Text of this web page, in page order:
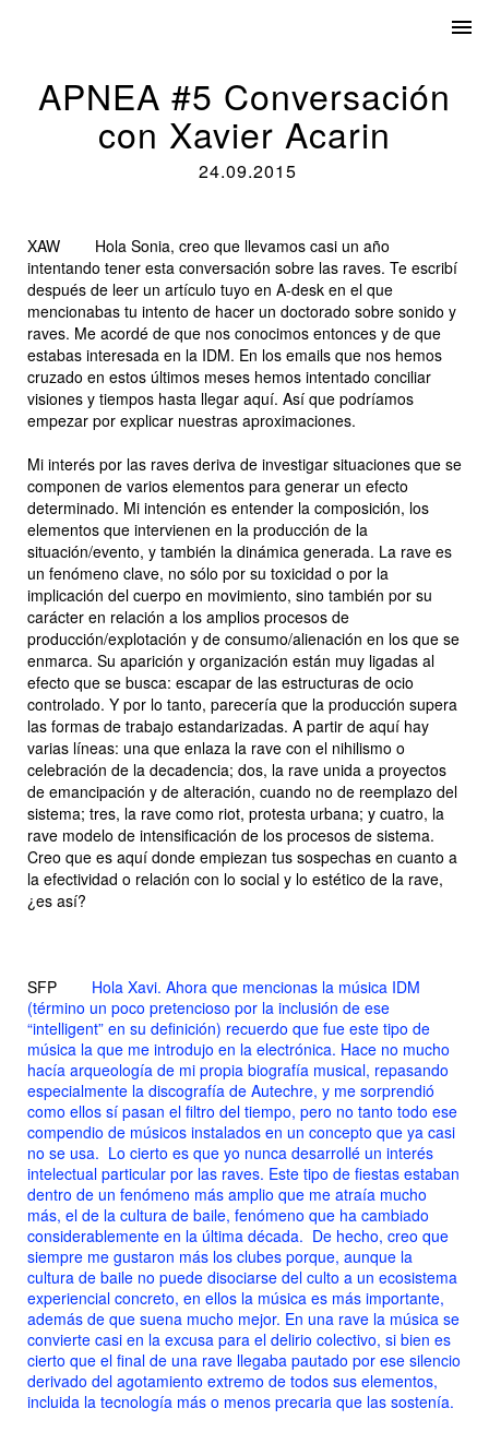
APNEA #5 Conversación
con Xavier Acarin
24.09.2015
XAW
Hola Sonia, creo que llevamos casi un año
intentando tener esta conversación sobre las raves. Te escribí
después de leer un artículo tuyo en A-desk en el que
mencionabas tu intento de hacer un doctorado sobre sonido y
raves. Me acordé de que nos conocimos entonces y de que
estabas interesada en la IDM. En los emails que nos hemos
cruzado en estos últimos meses hemos intentado conciliar
visiones y tiempos hasta llegar aquí. Así que podríamos
empezar por explicar nuestras aproximaciones.
Mi interés por las raves deriva de investigar situaciones que se
componen de varios elementos para generar un efecto
determinado. Mi intención es entender la composición, los
elementos que intervienen en la producción de la
situación/evento, y también la dinámica generada. La rave es
un fenómeno clave, no sólo por su toxicidad o por la
implicación del cuerpo en movimiento, sino también por su
carácter en relación a los amplios procesos de
producción/explotación y de consumo/alienación en los que se
enmarca. Su aparición y organización están muy ligadas al
efecto que se busca: escapar de las estructuras de ocio
controlado. Y por lo tanto, parecería que la producción supera
las formas de trabajo estandarizadas. A partir de aquí hay
varias líneas: una que enlaza la rave con el nihilismo o
celebración de la decadencia; dos, la rave unida a proyectos
de emancipación y de alteración, cuando no de reemplazo del
sistema; tres, la rave como riot, protesta urbana; y cuatro, la
rave modelo de intensificación de los procesos de sistema.
Creo que es aquí donde empiezan tus sospechas en cuanto a
la efectividad o relación con lo social y lo estético de la rave,
¿es así?
SFP
Hola Xavi. Ahora que mencionas la música IDM
(término un poco pretencioso por la inclusión de ese
“intelligent” en su definición) recuerdo que fue este tipo de
música la que me introdujo en la electrónica. Hace no mucho
hacía arqueología de mi propia biografía musical, repasando
especialmente la discografía de Autechre, y me sorprendió
como ellos sí pasan el filtro del tiempo, pero no tanto todo ese
compendio de músicos instalados en un concepto que ya casi
no se usa. Lo cierto es que yo nunca desarrollé un interés
intelectual particular por las raves. Este tipo de fiestas estaban
dentro de un fenómeno más amplio que me atraía mucho
más, el de la cultura de baile, fenómeno que ha cambiado
considerablemente en la última década. De hecho, creo que
siempre me gustaron más los clubes porque, aunque la
cultura de baile no puede disociarse del culto a un ecosistema
experiencial concreto, en ellos la música es más importante,
además de que suena mucho mejor. En una rave la música se
convierte casi en la excusa para el delirio colectivo, si bien es
cierto que el final de una rave llegaba pautado por ese silencio
derivado del agotamiento extremo de todos sus elementos,
incluida la tecnología más o menos precaria que las sostenía.